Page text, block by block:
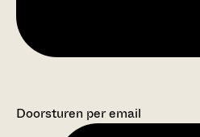
Doorsturen per email